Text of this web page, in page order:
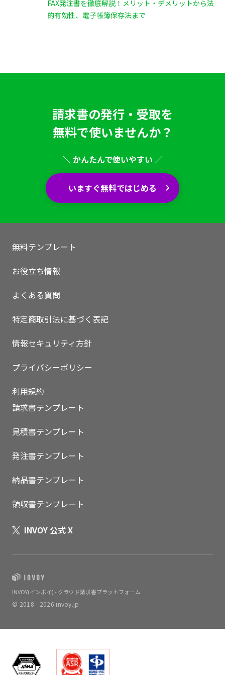
FAX発注書を徹底解説！メリット・デメリットから法
的有効性、電子帳簿保存法まで
いますぐ無料登録
請求書の発行・受取を
無料で使いませんか？
＼ かんたんで使いやすい ／
いますぐ無料ではじめる
無料テンプレート
お役立ち情報
よくある質問
特定商取引法に基づく表記
情報セキュリティ方針
プライバシーポリシー
利用規約
請求書テンプレート
見積書テンプレート
発注書テンプレート
納品書テンプレート
領収書テンプレート
INVOY 公式 X
INVOY(インボイ) - クラウド請求書プラットフォーム
© 2018 - 2026 invoy.jp